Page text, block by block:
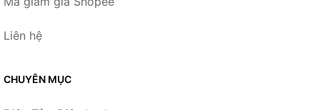
Liên hệ
CHUYÊN MỤC